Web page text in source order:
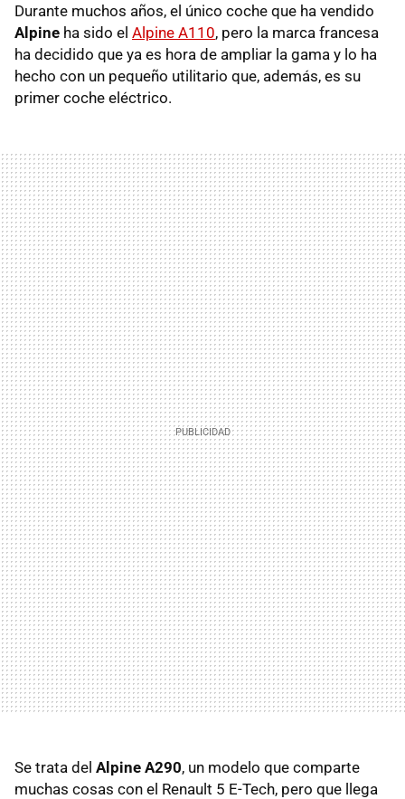
Durante muchos años, el único coche que ha vendido
Alpine ha sido el Alpine A110, pero la marca francesa
ha decidido que ya es hora de ampliar la gama y lo ha
hecho con un pequeño utilitario que, además, es su
primer coche eléctrico.
Se trata del Alpine A290, un modelo que comparte
muchas cosas con el Renault 5 E-Tech, pero que llega